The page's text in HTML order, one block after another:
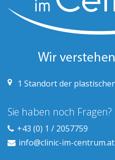
1 Standort der
Sie haben noch Fragen?
+43 (0) 1 / 2057759
info@clinic-im-centrum.at